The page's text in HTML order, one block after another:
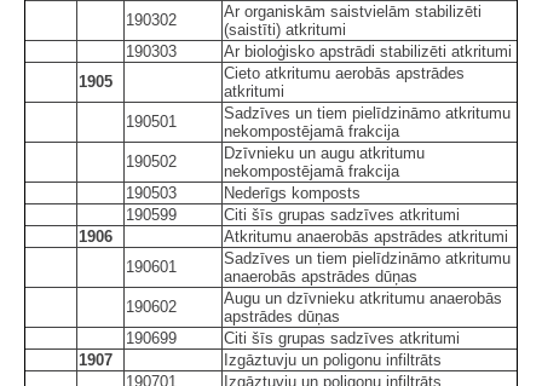
190302
Ar organiskām saistvielām stabilizēti
(saistīti) atkritumi
190303
Ar bioloģisko apstrādi stabilizēti atkritumi
1905
Cieto atkritumu aerobās apstrādes
atkritumi
190501
Sadzīves un tiem pielīdzināmo atkritumu
nekompostējamā frakcija
190502
Dzīvnieku un augu atkritumu
nekompostējamā frakcija
190503
Nederīgs komposts
190599
Citi šīs grupas sadzīves atkritumi
1906
Atkritumu anaerobās apstrādes atkritumi
190601
Sadzīves un tiem pielīdzināmo atkritumu
anaerobās apstrādes dūņas
190602
Augu un dzīvnieku atkritumu anaerobās
apstrādes dūņas
190699
Citi šīs grupas sadzīves atkritumi
1907
Izgāztuvju un poligonu infiltrāts
190701
Izgāztuvju un poligonu infiltrāts